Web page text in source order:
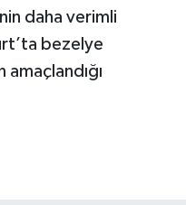
daha verimli
bezelye